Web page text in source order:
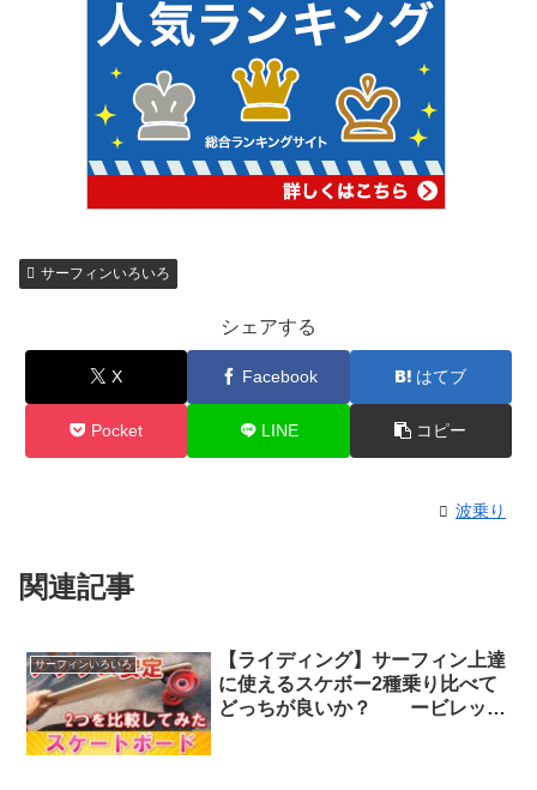
サーフィンいろいろ
シェアする
X Facebook はてブ
Pocket LINE コピー
波乗り
関連記事
サーフィンいろいろ
【ライディング】サーフィン上達
に使えるスケボー2種乗り比べて
どっちが良いか？ ービレッジ